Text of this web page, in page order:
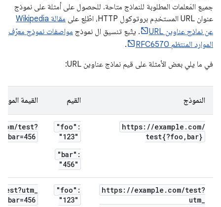
جميع المَعلمات المطلوبة للنماذج متاحة. للحصول على أمثلة على نموذج
عنوان URL المستخدِم بروتوكول HTTP، اطّلِع على
مقالة Wikipedia
عن نماذج عناوين URL
. يتّبع تنسيق ال نموذج مواصفات نموذج معرّف
الموارد المنتظم RFC6570
.
في ما يلي بعض الأمثلة على قيم نماذج عناوين URL:
النموذج القيم القيمة
https: //example . com/
test{?foo , bar}
"foo":
"123"
"bar":
"456"
com/test?
https: //example . com/test?
utm_
"foo":
"123"
test?utm_